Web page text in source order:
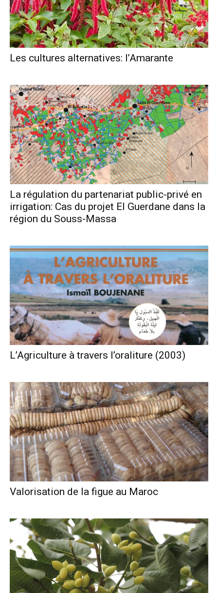
Les cultures alternatives: l’Amarante
La régulation du partenariat public-privé en
irrigation: Cas du projet El Guerdane dans la
région du Souss-Massa
L’Agriculture à travers l’oraliture (2003)
Valorisation de la figue au Maroc